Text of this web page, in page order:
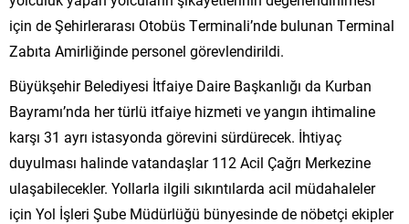
için de Şehirlerarası Otobüs Terminali’nde bulunan Terminal
Zabıta Amirliğinde personel görevlendirildi.
Büyükşehir Belediyesi İtfaiye Daire Başkanlığı da Kurban
Bayramı’nda her türlü itfaiye hizmeti ve yangın ihtimaline
karşı 31 ayrı istasyonda görevini sürdürecek. İhtiyaç
duyulması halinde vatandaşlar 112 Acil Çağrı Merkezine
ulaşabilecekler. Yollarla ilgili sıkıntılarda acil müdahaleler
için Yol İşleri Şube Müdürlüğü bünyesinde de nöbetçi ekipler